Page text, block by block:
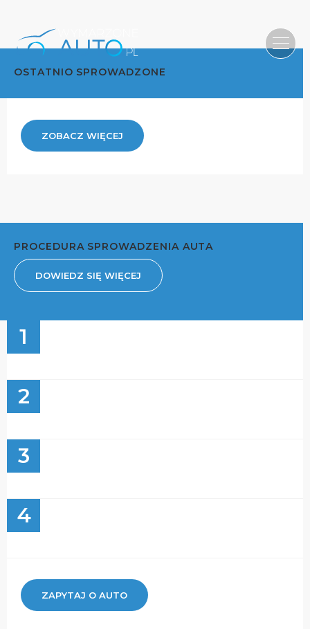
OSTATNIO SPROWADZONE
ZOBACZ WIĘCEJ
PROCEDURA SPROWADZENIA AUTA
DOWIEDZ SIĘ WIĘCEJ
1
2
3
4
ZAPYTAJ O AUTO